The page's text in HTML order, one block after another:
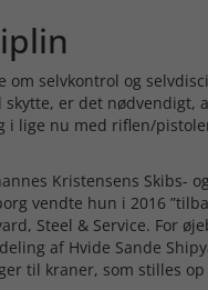
selvkontrol og
er det nødvendigt,
lige nu med riflen/
Kristensens Skibs-
vendte hun i 2016
Steel & Service. For
af Hvide Sande
til kraner, som stilles